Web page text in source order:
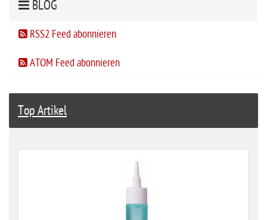
BLOG
RSS2 Feed abonnieren
ATOM Feed abonnieren
Top Artikel